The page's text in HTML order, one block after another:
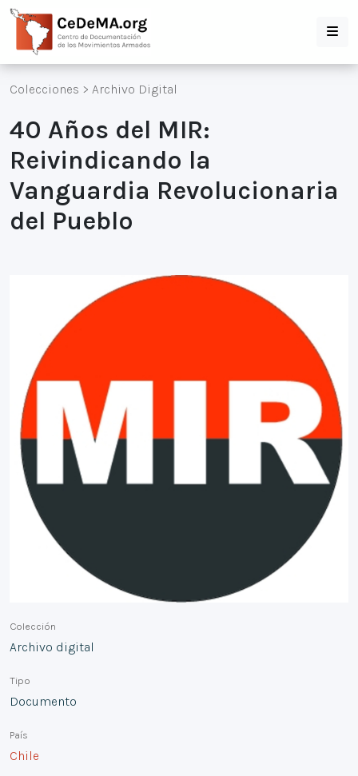
Colecciones > Archivo Digital
40 Años del MIR:
Reivindicando la
Vanguardia Revolucionaria
del Pueblo
Colección
Archivo digital
Tipo
Documento
País
Chile